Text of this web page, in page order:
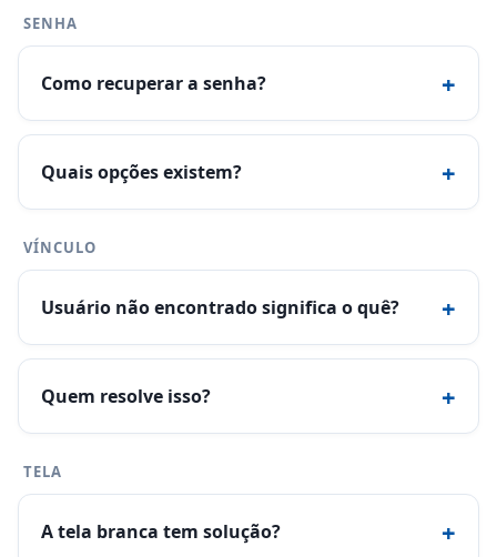
SENHA
Como recuperar a senha? +
Quais opções existem? +
VÍNCULO
Usuário não encontrado significa o quê? +
Quem resolve isso? +
TELA
A tela branca tem solução? +